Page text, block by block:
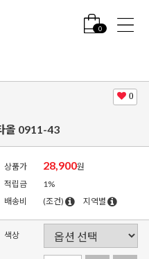
0
0
올 0911-43
상품가 28,900원
적립금
1%
배송비
(조건) 지역별
색상